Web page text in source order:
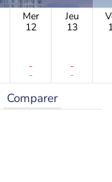
Mer
12
-
-
Jeu
13
-
-
Comparer